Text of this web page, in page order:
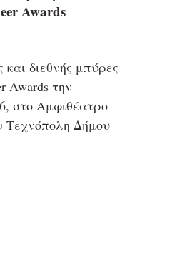
Awards
και διεθνής μπύρες
Awards την
στο Αμφιθέατρο
Τεχνόπολη Δήμου